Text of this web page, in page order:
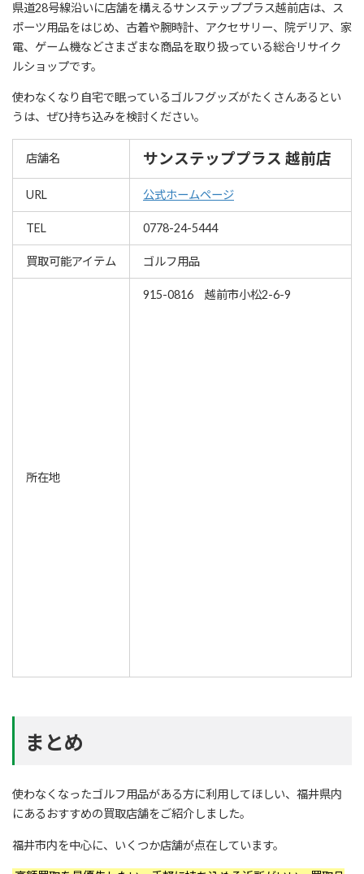
県道28号線沿いに店舗を構えるサンステッププラス越前店は、ス
ポーツ用品をはじめ、古着や腕時計、アクセサリー、院デリア、家
電、ゲーム機などさまざまな商品を取り扱っている総合リサイク
ルショップです。
使わなくなり自宅で眠っているゴルフグッズがたくさんあるとい
うは、ぜひ持ち込みを検討ください。
店舗名 サンステッププラス 越前店
URL 公式ホームページ
TEL 0778-24-5444
買取可能アイテム ゴルフ用品
所在地
915-0816 越前市小松2-6-9
まとめ
使わなくなったゴルフ用品がある方に利用してほしい、福井県内
にあるおすすめの買取店舗をご紹介しました。
福井市内を中心に、いくつか店舗が点在しています。